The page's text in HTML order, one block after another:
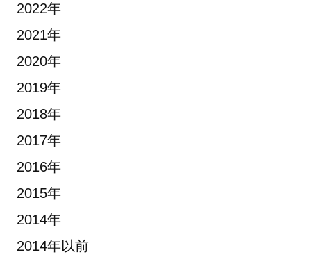
2022年
2021年
2020年
2019年
2018年
2017年
2016年
2015年
2014年
2014年以前